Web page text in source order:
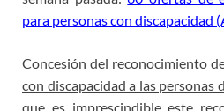
para personas con discapacidad
Concesión del reconocimiento
con discapacidad a las personas
que es imprescindible este